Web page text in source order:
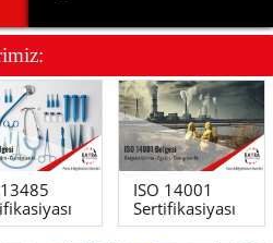
ISO 14001
Sertifikasiyası